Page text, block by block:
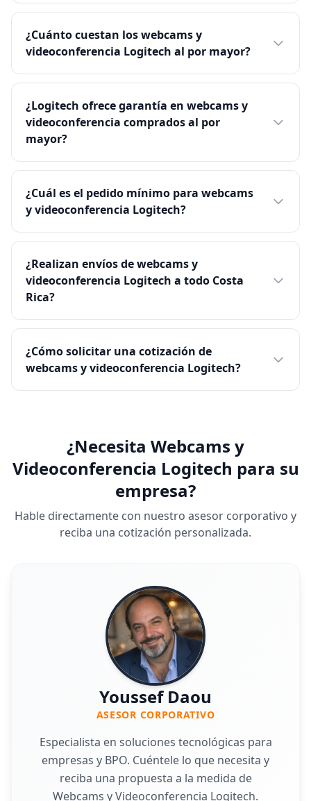
¿Cuánto cuestan los webcams y
videoconferencia Logitech al por mayor?
¿Logitech ofrece garantía en webcams y
videoconferencia comprados al por
mayor?
¿Cuál es el pedido mínimo para webcams
y videoconferencia Logitech?
¿Realizan envíos de webcams y
videoconferencia Logitech a todo Costa
Rica?
¿Cómo solicitar una cotización de
webcams y videoconferencia Logitech?
¿Necesita Webcams y
Videoconferencia Logitech para su
empresa?
Hable directamente con nuestro asesor corporativo y
reciba una cotización personalizada.
Youssef Daou
ASESOR CORPORATIVO
Especialista en soluciones tecnológicas para
empresas y BPO. Cuéntele lo que necesita y
reciba una propuesta a la medida de
Webcams y Videoconferencia Logitech.